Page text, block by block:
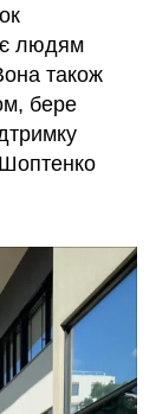
людям
також
бере